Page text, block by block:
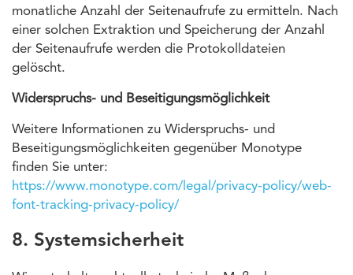
monatliche Anzahl der Seitenaufrufe zu ermitteln. Nach
einer solchen Extraktion und Speicherung der Anzahl
der Seitenaufrufe werden die Protokolldateien
gelöscht.
Widerspruchs- und Beseitigungsmöglichkeit
Weitere Informationen zu Widerspruchs- und
Beseitigungsmöglichkeiten gegenüber Monotype
finden Sie unter:
https://www.monotype.com/legal/privacy-policy/web-
font-tracking-privacy-policy/
8. Systemsicherheit